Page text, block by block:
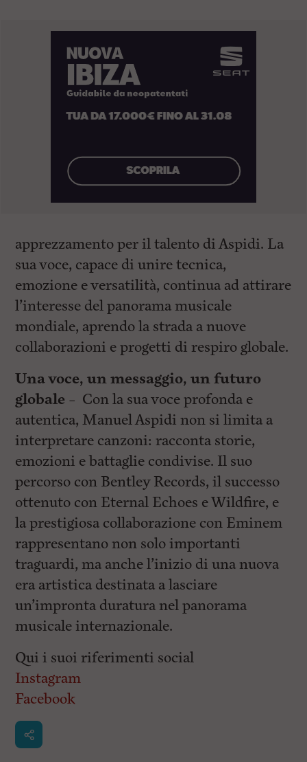
apprezzamento per il talento di Aspidi. La
sua voce, capace di unire tecnica,
emozione e versatilità, continua ad attirare
l’interesse del panorama musicale
mondiale, aprendo la strada a nuove
collaborazioni e progetti di respiro globale.
Una voce, un messaggio, un futuro
globale – Con la sua voce profonda e
autentica, Manuel Aspidi non si limita a
interpretare canzoni: racconta storie,
emozioni e battaglie condivise. Il suo
percorso con Bentley Records, il successo
ottenuto con Eternal Echoes e Wildfire, e
la prestigiosa collaborazione con Eminem
rappresentano non solo importanti
traguardi, ma anche l’inizio di una nuova
era artistica destinata a lasciare
un’impronta duratura nel panorama
musicale internazionale.
Qui i suoi riferimenti social
Instagram
Facebook